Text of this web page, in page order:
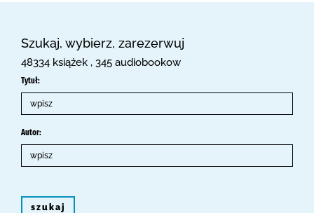
Szukaj, wybierz, zarezerwuj
48334 książek , 345 audiobookow
Tytuł:
Autor:
szukaj